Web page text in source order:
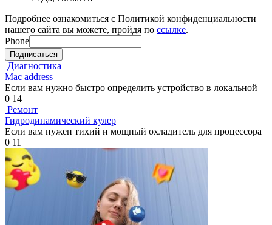
Подробнее ознакомиться с Политикой конфиденциальности
нашего сайта вы можете, пройдя по ссылке.
Phone
Подписаться
Диагностика
Mac address
Если вам нужно быстро определить устройство в локальной
0 14
Ремонт
Гидродинамический кулер
Если вам нужен тихий и мощный охладитель для процессора
0 11